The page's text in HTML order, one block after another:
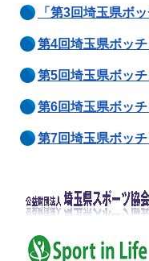
「第3回埼玉県ボ
第4回埼玉県ボッ
第5回埼玉県ボッ
第6回埼玉県ボッ
第7回埼玉県ボッ